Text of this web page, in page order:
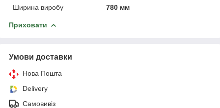
Ширина виробу
780 мм
Приховати
Умови доставки
Нова Пошта
Delivery
Самовивіз